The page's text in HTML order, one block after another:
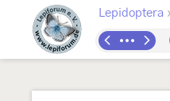
Lepidoptera ›